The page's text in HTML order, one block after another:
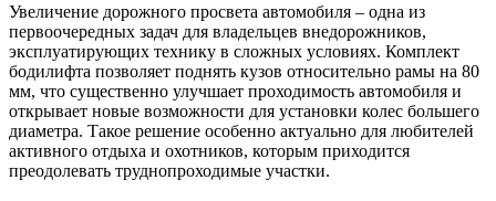
Увеличение дорожного просвета автомобиля – одна из
первоочередных задач для владельцев внедорожников,
эксплуатирующих технику в сложных условиях. Комплект
бодилифта позволяет поднять кузов относительно рамы на 80
мм, что существенно улучшает проходимость автомобиля и
открывает новые возможности для установки колес большего
диаметра. Такое решение особенно актуально для любителей
активного отдыха и охотников, которым приходится
преодолевать труднопроходимые участки.